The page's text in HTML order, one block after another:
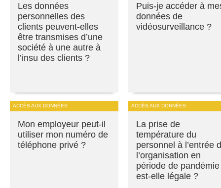
Les données
personnelles des
clients peuvent-elles
être transmises d’une
société à une autre à
l’insu des clients ?
Puis-je accéder à
données de
vidéosurveillance ?
ACCÈS AUX DONNÉES
Mon employeur peut-il
utiliser mon numéro de
téléphone privé ?
ACCÈS AUX DONNÉES
La prise de
température du
personnel à l’entrée
l’organisation en
période de pandémie
est-elle légale ?